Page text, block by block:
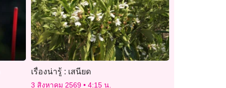
เรื่องน่ารู้ : เสนียด
3 สิงหาคม 2569 4:15 น.